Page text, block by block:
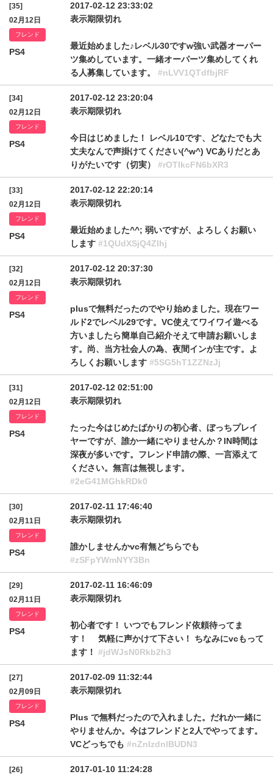
[35]
02月12日
フレンド
PS4
2017-02-12 23:33:02
表示期限切れ
最近始めました♪レベル30ですw強い武器オーパー
ツ集めしています。一緒オーパーツ集めしてくれ
る人募集しています。 #nLVV1QTdfbjRF
[34]
02月12日
フレンド
PS4
2017-02-12 23:20:04
表示期限切れ
今日はじめました！ レベル10です、どなたでも大
丈夫なんで声掛けてください(^w^) VCありだとあ
りがたいです（切実） #rOTlkcFN6bXR3
[33]
02月12日
フレンド
PS4
2017-02-12 22:20:14
表示期限切れ
最近始めました^^; 弱いですが、よろしくお願い
します #1QUdXSjQ4Zlhj
[32]
02月12日
フレンド
PS4
2017-02-12 20:37:30
表示期限切れ
plusで無料だったのでやり始めました。現在ワー
ルド2でレベル29です。VC使えてワイワイ遊べる
方いましたら簡単自己紹介そえて申請お願いしま
す。尚、当方社会人の為、夜間インが主です。よ
ろしくお願いします #5SG5hT1ZZNzJj
[31]
02月12日
フレンド
PS4
2017-02-12 02:51:00
表示期限切れ
たった今はじめたばかりの初心者、ぼっちプレイ
ヤーですが、誰か一緒にやりませんか？IN時間は
深夜が多いです。フレンド申請の際、一言添えて
ください。無言は無視します。
#2eG41MGhkRDk0
[30]
02月11日
フレンド
PS4
2017-02-11 17:46:40
表示期限切れ
誰かしませんかvc有無どちらでも
#zSFpYWmNYY3Bn
[29]
02月11日
フレンド
PS4
2017-02-11 16:46:09
表示期限切れ
初心者です！ いつでもフレンド依頼待ってま
す！ 気軽に声かけて下さい！ ちなみにvcもって
ます！ #jdWJsN0Rkb2h3
[27]
02月09日
フレンド
PS4
2017-02-09 11:32:44
表示期限切れ
Plus で無料だったので入れました。だれか一緒に
やりませんか。今はフレンドと2人でやってます。
VCどっちでも #nZnIzdnlBUDN3
[26]
2017-01-10 11:24:28